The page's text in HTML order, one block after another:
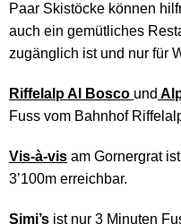
Paar Skistöcke können
auch ein gemütliches
zugänglich ist und nur für
Riffelalp Al Bosco und
Fuss vom Bahnhof
Vis-à-vis am Gornergrat
3’100m erreichbar.
Simi’s ist nur 3 Minuten